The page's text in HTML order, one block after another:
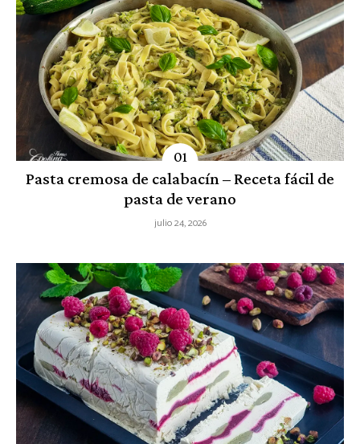
Pasta cremosa de calabacín – Receta fácil de
pasta de verano
julio 24, 2026